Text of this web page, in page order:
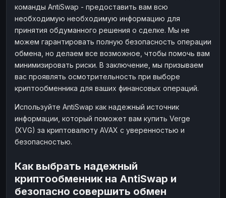
команды AntiSwap - предоставить вам всю
необходимую необходимую информацию для
принятия обдуманного решения о сделке. Мы не
можем гарантировать полную безопасность операции
обмена, но делаем все возможное, чтобы помочь вам
минимизировать риски. В заключение, мы призываем
вас проявлять осмотрительность при выборе
криптообменника для ваших финансовых операций.
Используйте AntiSwap как надежный источник
информации, который поможет вам купить Verge
(XVG) за криптовалюту AVAX с уверенностью и
безопасностью.
Как выбрать надежный
криптообменник на AntiSwap и
безопасно совершить обмен